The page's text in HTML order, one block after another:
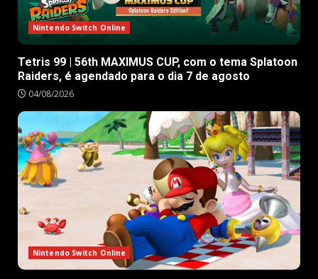
Nintendo Switch Online
Tetris 99 | 56th MAXIMUS CUP, com o tema Splatoon
Raiders, é agendado para o dia 7 de agosto
04/08/2026
Nintendo Switch Online